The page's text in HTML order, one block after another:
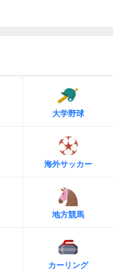
大学野球
海外サッカー
地方競馬
カーリング